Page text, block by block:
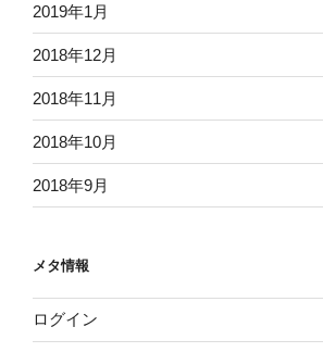
2019年1月
2018年12月
2018年11月
2018年10月
2018年9月
メタ情報
ログイン